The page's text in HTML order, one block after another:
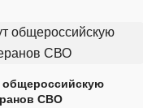
общероссийскую
СВО